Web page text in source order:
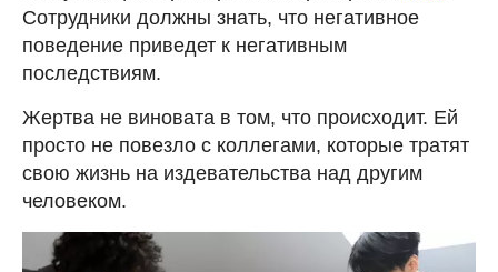
Сотрудники должны знать, что негативное
поведение приведет к негативным
последствиям.
Жертва не виновата в том, что происходит. Ей
просто не повезло с коллегами, которые тратят
свою жизнь на издевательства над другим
человеком.